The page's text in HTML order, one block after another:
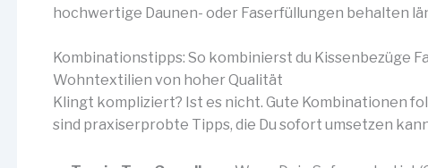
hochwertige Daunen- oder Faserfüllungen behalten
Kombinationstipps: So kombinierst du Kissenbezüge
Wohntextilien von hoher Qualität
Klingt kompliziert? Ist es nicht. Gute Kombinationen
sind praxiserprobte Tipps, die Du sofort umsetzen